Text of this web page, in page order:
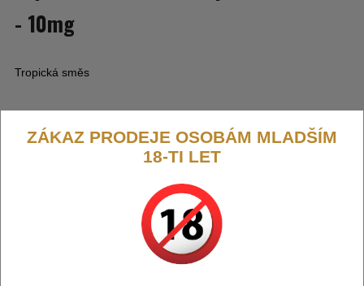
- 10mg
Tropická směs
Liqua-Ritchy (CZ)
LIQ-ARMX-S-TRMIX-10
ZÁKAZ PRODEJE OSOBÁM MLADŠÍM
18-TI LET